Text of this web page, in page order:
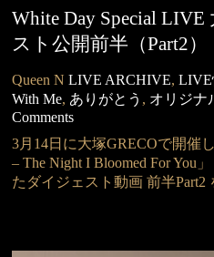
White Day Special
スト公開前半（Part2）
Queen N LIVE ARCHIVE,LIVE
With Me, ありがとう , オリジナ
Comments
3月14日に大塚GRECOで開催
– The Night I Bloomed For You
たダイジェスト動画 前半